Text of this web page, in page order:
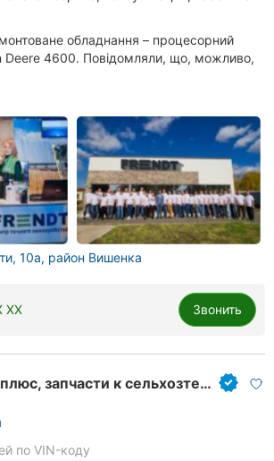
обладнання – процесорний
Deere 4600. Повідомляли, що, можливо,
10а, район Вишенка
XX Звонить
Агротехпостач-плюс, запчасти к сельхозтехнике
по VIN-коду